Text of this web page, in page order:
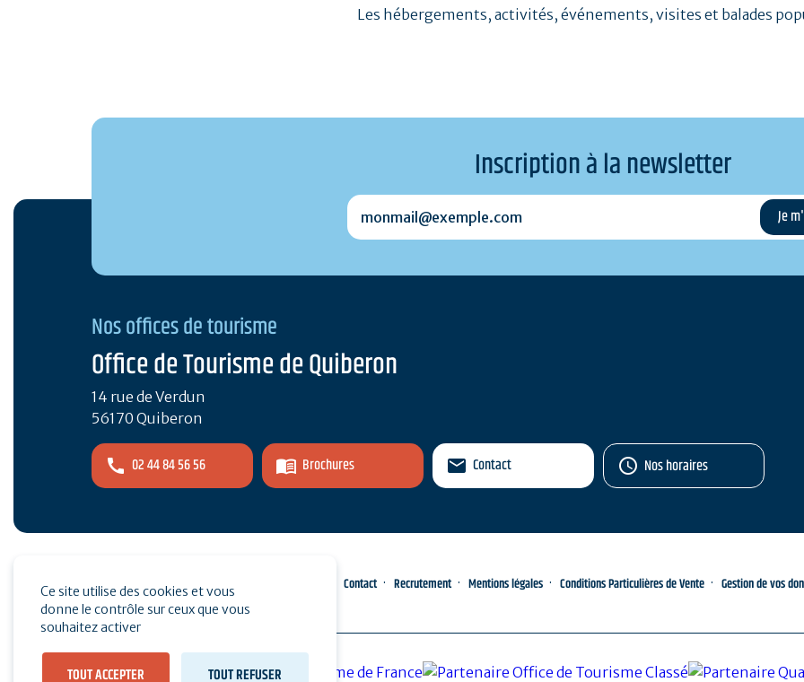
Les hébergements, activités, événements, visites et balades
Inscription à la newsletter
monmail@exemple.com
Nos offices de tourisme
Office de Tourisme de Quiberon
14 rue de Verdun
56170 Quiberon
02 44 84 56 56 Brochures Contact Nos horaires
Espace pro Contact Recrutement Mentions légales Conditions Particulières de Vente Gestion de vos
Ce site utilise des cookies et vous
donne le contrôle sur ceux que vous
souhaitez activer
TOUT ACCEPTER TOUT REFUSER